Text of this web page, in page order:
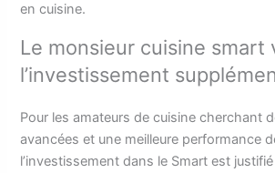
en cuisine.
Le monsieur cuisine smart
l’investissement
Pour les amateurs de cuisine cherchant
avancées et une meilleure performance
l’investissement dans le Smart est